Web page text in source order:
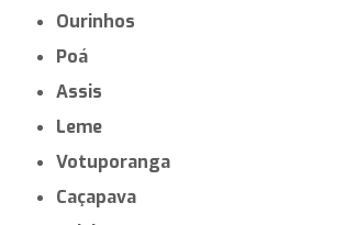
Ourinhos
Poá
Assis
Leme
Votuporanga
Caçapava